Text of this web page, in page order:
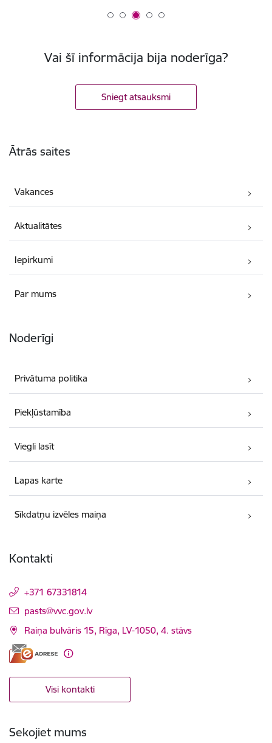
Vai šī informācija bija noderīga?
Sniegt atsauksmi
Ātrās saites
Vakances
Aktualitātes
Iepirkumi
Par mums
Noderīgi
Privātuma politika
Piekļūstamība
Viegli lasīt
Lapas karte
Sīkdatņu izvēles maiņa
Kontakti
+371 67331814
E-pasts:
pasts@vvc.gov.lv
Raiņa bulvāris 15, Rīga, LV-1050, 4. stāvs
Visi kontakti
Sekojiet mums